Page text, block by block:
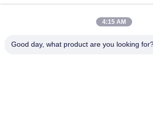
entrepôt de structure
Atelier
construction de
4:15 AM
Good day, what product are you looking